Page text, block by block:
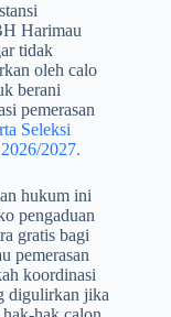
Harimau
tidak
oleh calo
berani
pemerasan
Seleksi
2027.
hukum ini
pengaduan
gratis bagi
pemerasan
koordinasi
digulirkan jika